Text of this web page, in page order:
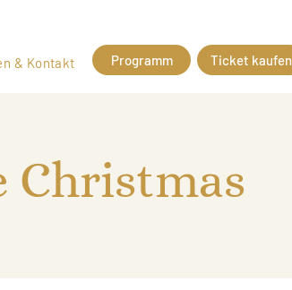
& Kontakt Programm Ticket kaufen
Christmas